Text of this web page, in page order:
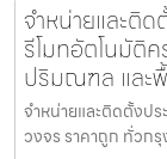
จำหน่ายและติ
รีโมทอัตโนมัติ
ปริมณฑล และ
จำหน่ายและติดตั้งป
วงจร ราคาถูก ทั่วก